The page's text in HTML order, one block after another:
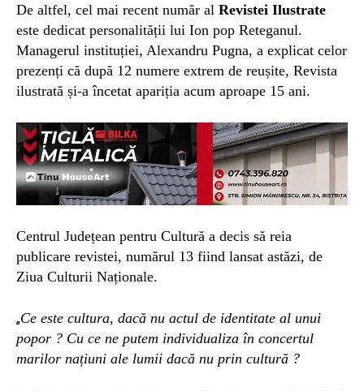
De altfel, cel mai recent număr al Revistei Ilustrate
este dedicat personalității lui Ion pop Reteganul.
Managerul instituției, Alexandru Pugna, a explicat celor
prezenți că după 12 numere extrem de reușite, Revista
ilustrată și-a încetat apariția acum aproape 15 ani.
Centrul Județean pentru Cultură a decis să reia
publicare revistei, numărul 13 fiind lansat astăzi, de
Ziua Culturii Naționale.
„Ce este cultura, dacă nu actul de identitate al unui
popor ? Cu ce ne putem individualiza în concertul
marilor națiuni ale lumii dacă nu prin cultură ?